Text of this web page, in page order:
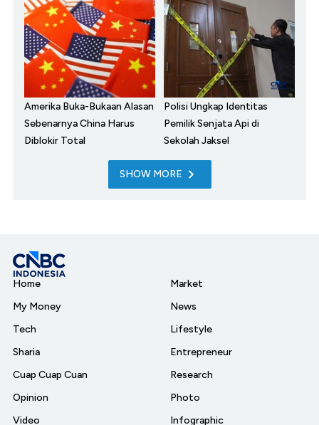
Amerika Buka-Bukaan Alasan
Sebenarnya China Harus
Diblokir Total
Polisi Ungkap Identitas
Pemilik Senjata Api di
Sekolah Jaksel
SHOW MORE
Home
My Money
Tech
Sharia
Cuap Cuap Cuan
Opinion
Video
Market
News
Lifestyle
Entrepreneur
Research
Photo
Infographic